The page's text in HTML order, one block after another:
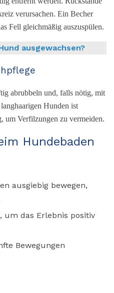
verursachen. Ein Becher
Fell gleichmäßig auszuspülen.
ausgewachsen?
abrubbeln und, falls nötig, mit
Hunden ist
um Verfilzungen zu vermeiden.
Hundebaden
ausgiebig bewegen,
um das Erlebnis positiv
Bewegungen